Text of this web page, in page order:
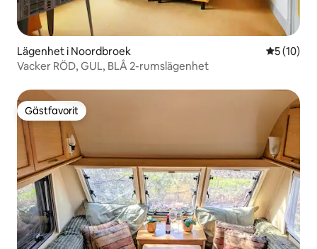
Lägenhet i Noordbroek 5 av 5 i
5 (10)
Vacker RÖD, GUL, BLÅ 2-rumslägenhet
Gästfavorit
Gästfavorit